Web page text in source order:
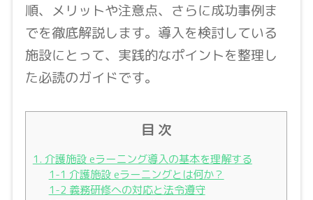
順、メリットや注意点、さらに成功事例ま
でを徹底解説します。導入を検討している
施設にとって、実践的なポイントを整理し
た必読のガイドです。
目 次
1. 介護施設 eラーニング導入の基本を理解する
1-1 介護施設 eラーニングとは何か？
1-2 義務研修への対応と法令遵守